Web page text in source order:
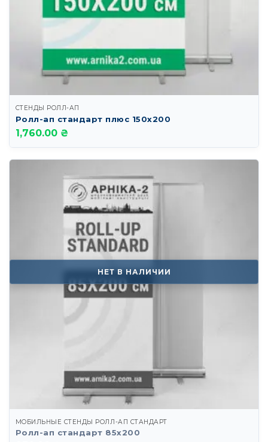
СТЕНДЫ РОЛЛ-АП
Ролл-ап стандарт плюс 150х200
1,760.00 ₴
НЕТ В НАЛИЧИИ
МОБИЛЬНЫЕ СТЕНДЫ РОЛЛ-АП СТАНДАРТ
Ролл-ап стандарт 85х200